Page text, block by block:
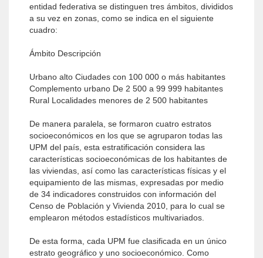
entidad federativa se distinguen tres ámbitos, divididos
a su vez en zonas, como se indica en el siguiente
cuadro:
Ámbito Descripción
Urbano alto Ciudades con 100 000 o más habitantes
Complemento urbano De 2 500 a 99 999 habitantes
Rural Localidades menores de 2 500 habitantes
De manera paralela, se formaron cuatro estratos
socioeconómicos en los que se agruparon todas las
UPM del país, esta estratificación considera las
características socioeconómicas de los habitantes de
las viviendas, así como las características físicas y el
equipamiento de las mismas, expresadas por medio
de 34 indicadores construidos con información del
Censo de Población y Vivienda 2010, para lo cual se
emplearon métodos estadísticos multivariados.
De esta forma, cada UPM fue clasificada en un único
estrato geográfico y uno socioeconómico. Como